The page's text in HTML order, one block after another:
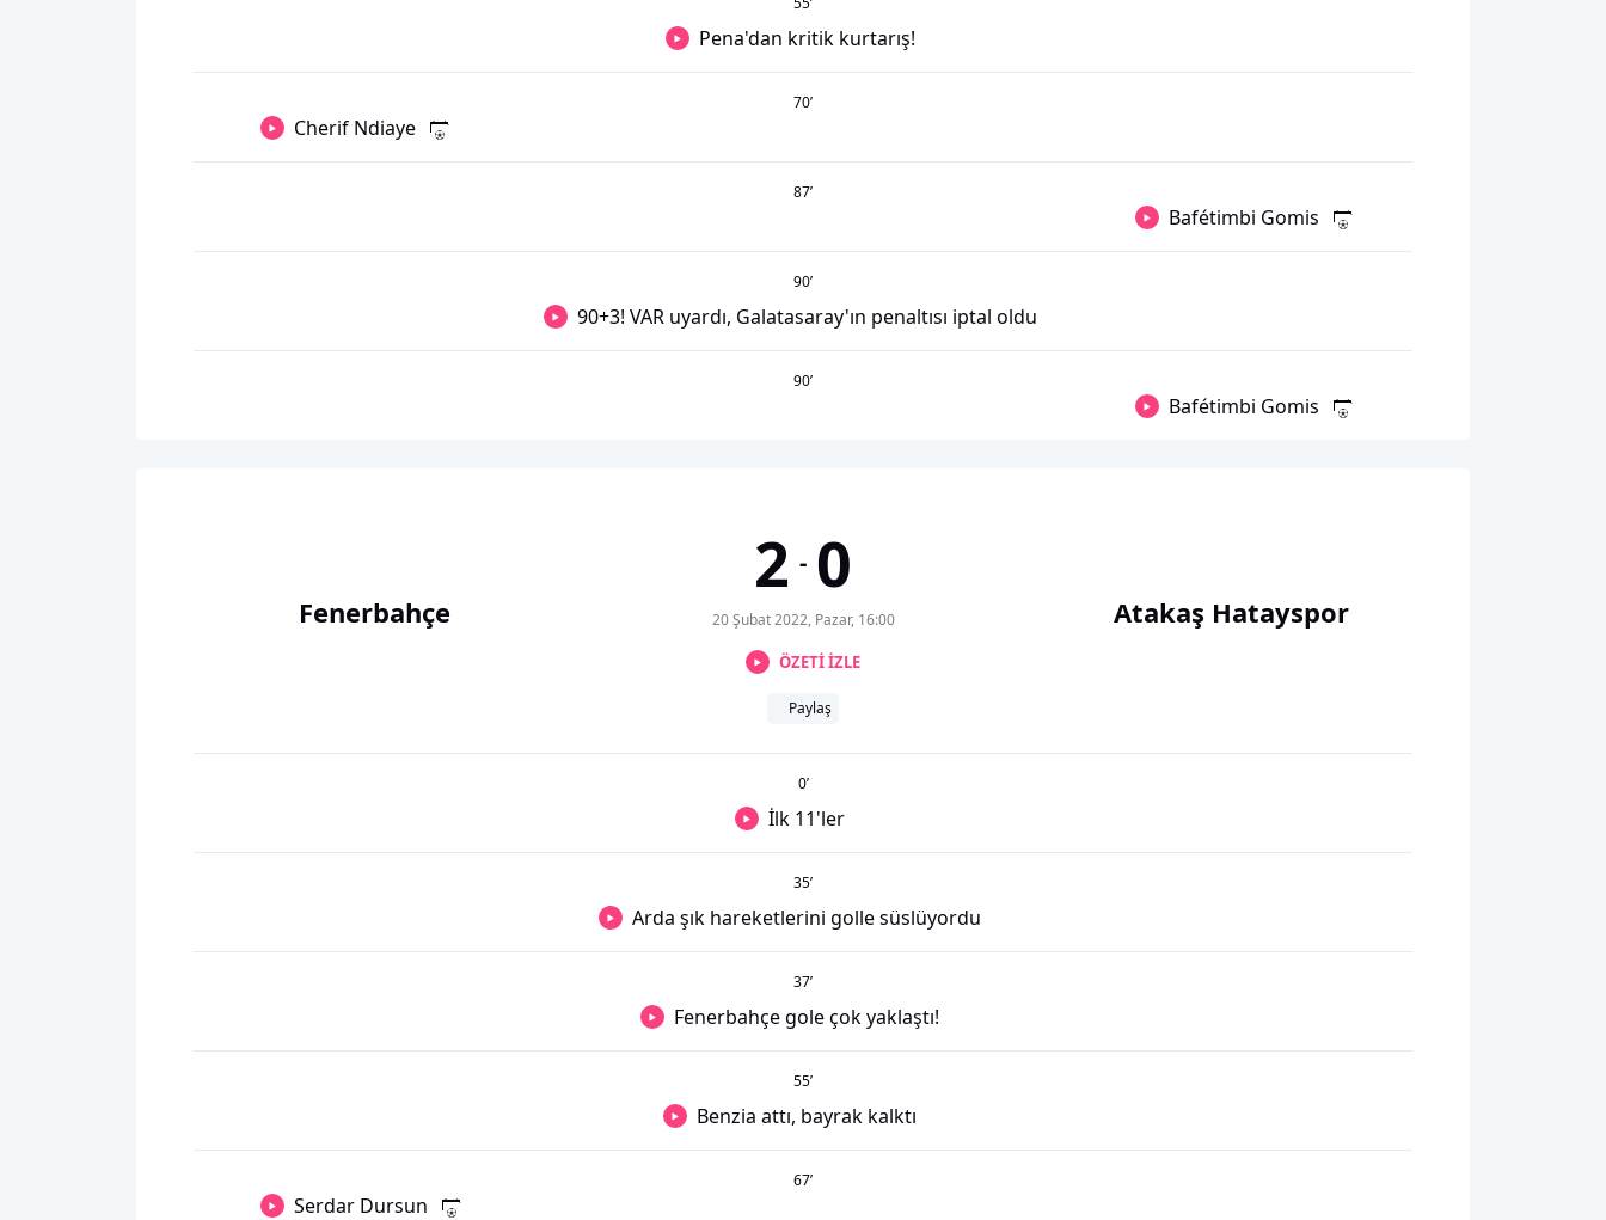
Pena'dan kritik kurtarış!
70’
Cherif Ndiaye
87’
Bafétimbi Gomis
90’
90+3! VAR uyardı, Galatasaray'ın penaltısı iptal oldu
90’
Bafétimbi Gomis
Fenerbahçe
2 - 0
20 Şubat 2022, Pazar, 16:00
ÖZETİ İZLE
Paylaş
Atakaş Hatayspor
0’
İlk 11'ler
35’
Arda şık hareketlerini golle süslüyordu
37’
Fenerbahçe gole çok yaklaştı!
55’
Benzia attı, bayrak kalktı
67’
Serdar Dursun